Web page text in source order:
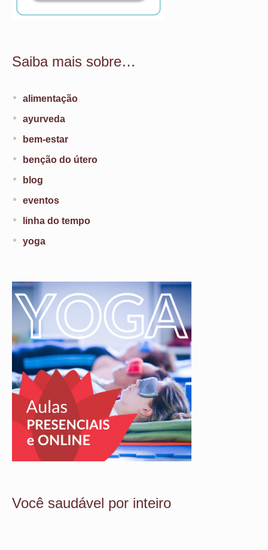
Saiba mais sobre…
alimentação
ayurveda
bem-estar
benção do útero
blog
eventos
linha do tempo
yoga
Você saudável por inteiro